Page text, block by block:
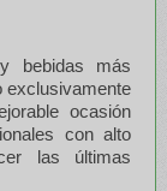
bebidas más
exclusivamente
ocasión
con alto
las últimas